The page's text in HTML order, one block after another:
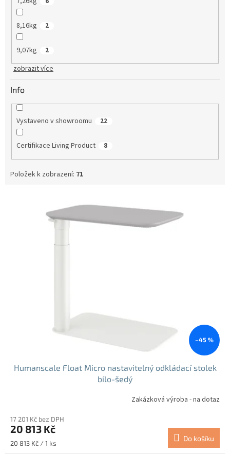
8,16kg 2
9,07kg 2
zobrazit více
Info
Vystaveno v showroomu 22
Certifikace Living Product 8
Položek k zobrazení: 71
–45 %
Humanscale Float Micro nastavitelný odkládací stolek
bílo-šedý
Zakázková výroba - na dotaz
17 201 Kč bez DPH
20 813 Kč
Měrná
cena:
20 813 Kč / 1 ks
Do košíku